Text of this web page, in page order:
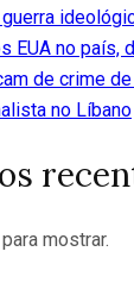
EUA no país,
de crime
no Líbano
mostrar.